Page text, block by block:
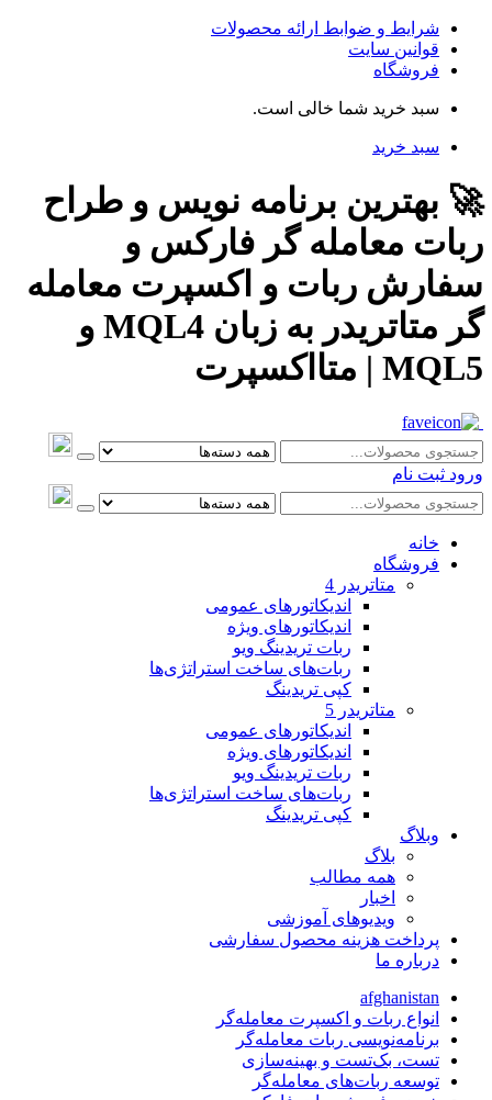
شرایط و ضوابط ارائه محصولات
قوانین سایت
فروشگاه
سبد خرید شما خالی است.
سبد خرید
🚀 بهترین برنامه نویس و طراح
ربات معامله گر فارکس و
سفارش ربات و اکسپرت معامله
گر متاتریدر به زبان MQL4 و
MQL5 | متااکسپرت
ورود ثبت نام
خانه
فروشگاه
متاتريدر 4
اندیکاتورهای عمومی
اندیکاتورهای ویژه
ربات تریدینگ ویو
ربات‌های ساخت استراتژی‌ها
کپی تریدینگ
متاتريدر 5
اندیکاتورهای عمومی
اندیکاتورهای ویژه
ربات تریدینگ ویو
ربات‌های ساخت استراتژی‌ها
کپی تریدینگ
وبلاگ
بلاگ
همه مطالب
اخبار
ویدیوهای آموزشی
پرداخت هزینه محصول سفارشی
درباره ما
afghanistan
انواع ربات و اکسپرت معامله‌گر
برنامه‌نویسی ربات معامله‌گر
تست، بک‌تست و بهینه‌سازی
توسعه ربات‌های معامله‌گر